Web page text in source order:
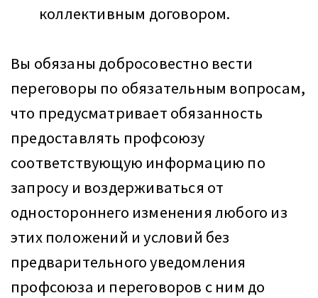
коллективным договором.
Вы обязаны добросовестно вести
переговоры по обязательным вопросам,
что предусматривает обязанность
предоставлять профсоюзу
соответствующую информацию по
запросу и воздерживаться от
одностороннего изменения любого из
этих положений и условий без
предварительного уведомления
профсоюза и переговоров с ним до